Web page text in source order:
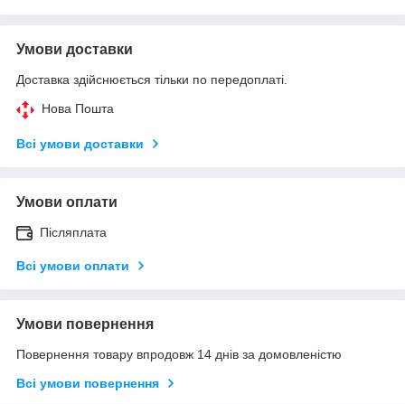
Умови доставки
Доставка здійснюється тільки по передоплаті.
Нова Пошта
Всі умови доставки
Умови оплати
Післяплата
Всі умови оплати
Умови повернення
Повернення товару впродовж 14 днів за домовленістю
Всі умови повернення